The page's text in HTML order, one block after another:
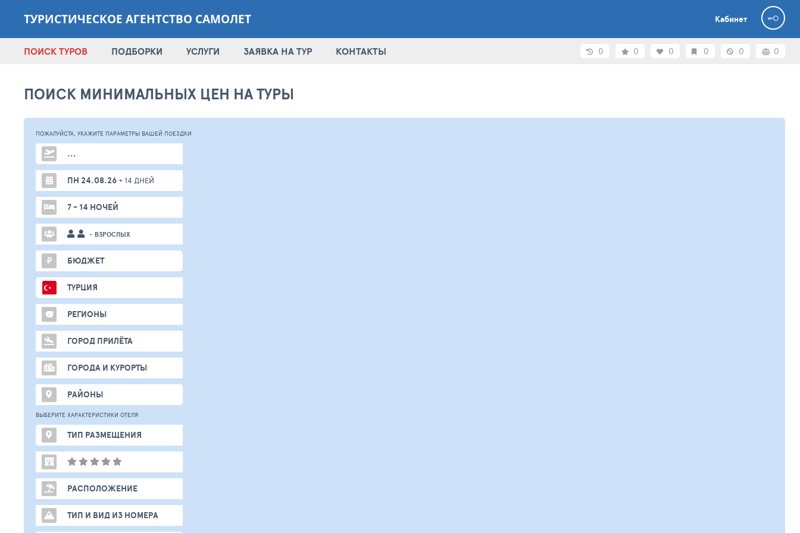
ТУРИСТИЧЕСКОЕ АГЕНТСТВО САМОЛЕТ Кабинет
ПОИСК ТУРОВ ПОДБОРКИ УСЛУГИ ЗАЯВКА НА ТУР КОНТАКТЫ 0 0 0 0 0 0
ПОИСК МИНИМАЛЬНЫХ ЦЕН НА ТУРЫ
ПОЖАЛУЙСТА, УКАЖИТЕ ПАРАМЕТРЫ ВАШЕЙ ПОЕЗДКИ
...
ПН 24.08.26+ 14 ДНЕЙ
7 - 14 НОЧЕЙ
- ВЗРОСЛЫХ
₽ БЮДЖЕТ
ТУРЦИЯ
РЕГИОНЫ
ГОРОД ПРИЛЁТА
ГОРОДА И КУРОРТЫ
РАЙОНЫ
ВЫБЕРИТЕ ХАРАКТЕРИСТИКИ ОТЕЛЯ
ТИП РАЗМЕЩЕНИЯ
РАСПОЛОЖЕНИЕ
ТИП И ВИД ИЗ НОМЕРА